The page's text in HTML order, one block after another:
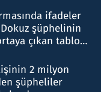
ifadeler
şüphelinin
çıkan tablo
2 milyon
şüpheliler